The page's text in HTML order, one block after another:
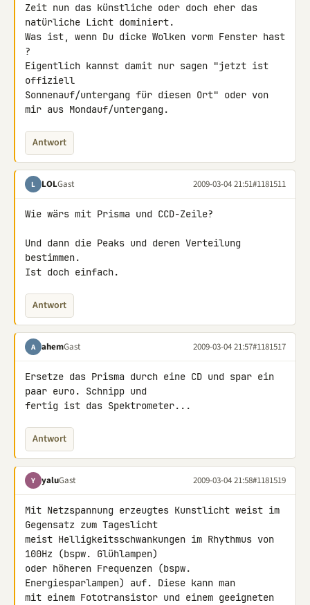
Zeit nun das künstliche oder doch eher das
natürliche Licht dominiert.
Was ist, wenn Du dicke Wolken vorm Fenster hast
?
Eigentlich kannst damit nur sagen "jetzt ist
offiziell
Sonnenauf/untergang für diesen Ort" oder von
mir aus Mondauf/untergang.
Antwort
L LOLGast 2009-03-04 21:51#1181511
Wie wärs mit Prisma und CCD-Zeile?
Und dann die Peaks und deren Verteilung
bestimmen.
Ist doch einfach.
Antwort
A ahemGast 2009-03-04 21:57#1181517
Ersetze das Prisma durch eine CD und spar ein
paar euro. Schnipp und
fertig ist das Spektrometer...
Antwort
Y yaluGast 2009-03-04 21:58#1181519
Mit Netzspannung erzeugtes Kunstlicht weist im
Gegensatz zum Tageslicht
meist Helligkeitsschwankungen im Rhythmus von
100Hz (bspw. Glühlampen)
oder höheren Frequenzen (bspw.
Energiesparlampen) auf. Diese kann man
mit einem Fototransistor und einem geeigneten